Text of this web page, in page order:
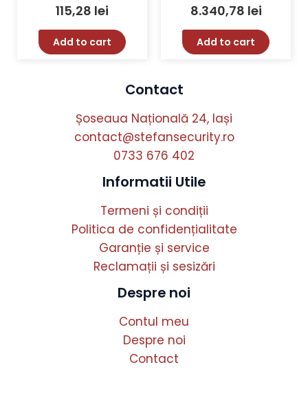
SensoIRIS-S130
115,28 lei
Add to cart
2000 m², 24 Vcc, IP40
8.340,78 lei
Add to cart
Contact
Șoseaua Națională 24, Iași
contact@stefansecurity.ro
0733 676 402
Informatii Utile
Termeni și condiții
Politica de confidențialitate
Garanție și service
Reclamații și sesizări
Despre noi
Contul meu
Despre noi
Contact